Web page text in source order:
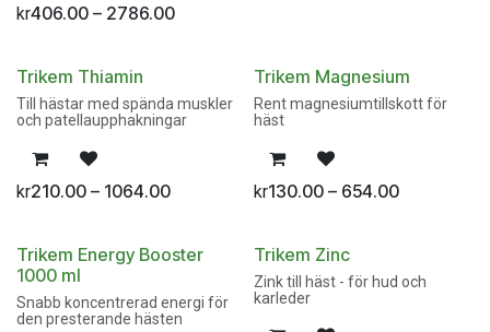
kr406.00 – 2786.00
Trikem Thiamin
Till hästar med spända muskler
och patellaupphakningar
kr210.00 – 1064.00
Trikem Magnesium
Rent magnesiumtillskott för
häst
kr130.00 – 654.00
Trikem Energy Booster
1000 ml
Snabb koncentrerad energi för
den presterande hästen
Trikem Zinc
Zink till häst - för hud och
karleder